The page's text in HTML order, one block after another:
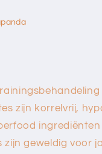
zijn korrelvrij,
ingrediënten
zijn geweldig voor